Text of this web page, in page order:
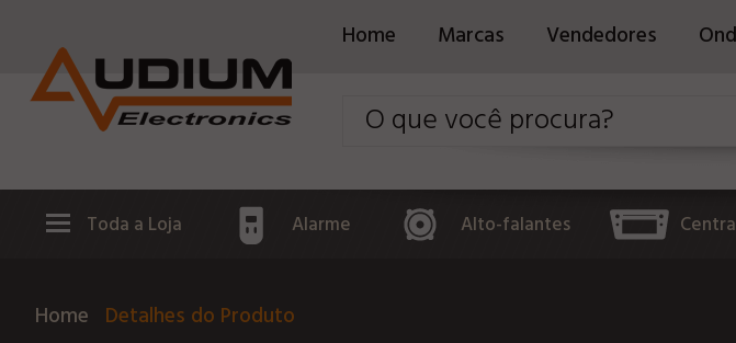
Home Marcas Vendedores
Toda a Loja Alarme Alto-falantes
Home Detalhes do Produto